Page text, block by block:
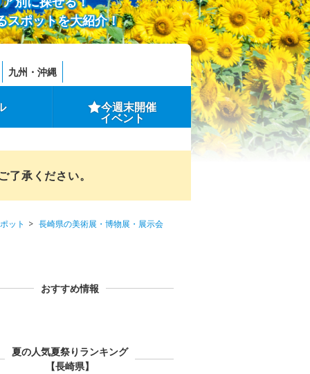
スポットを大紹介！
九州・沖縄
今週末開催
イベント
承ください。
ット
長崎県の美術展・博物展・展示会
おすすめ情報
夏の人気夏祭りランキング
【長崎県】